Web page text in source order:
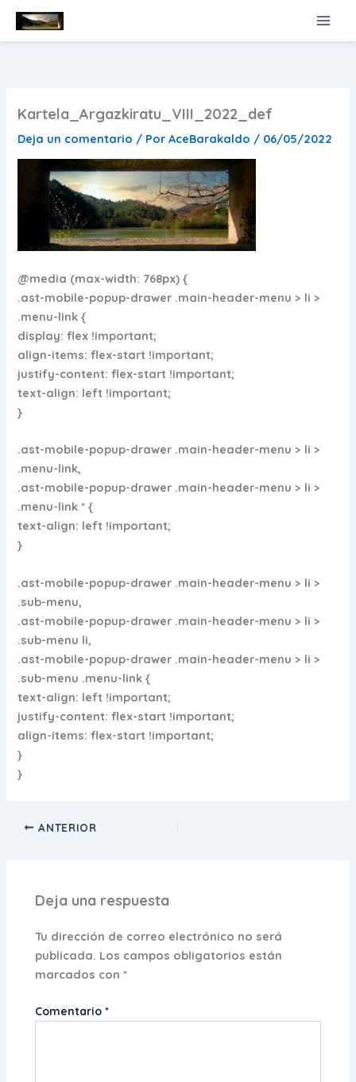
contenido
Kartela_Argazkiratu_VIII_2022_def
Deja un comentario / PorAceBarakaldo / 06/05/2022
@media (max-width: 768px) {
.ast-mobile-popup-drawer .main-header-menu > li >
.menu-link {
display: flex !important;
align-items: flex-start !important;
justify-content: flex-start !important;
text-align: left !important;
}
.ast-mobile-popup-drawer .main-header-menu > li >
.menu-link,
.ast-mobile-popup-drawer .main-header-menu > li >
.menu-link * {
text-align: left !important;
}
.ast-mobile-popup-drawer .main-header-menu > li >
.sub-menu,
.ast-mobile-popup-drawer .main-header-menu > li >
.sub-menu li,
.ast-mobile-popup-drawer .main-header-menu > li >
.sub-menu .menu-link {
text-align: left !important;
justify-content: flex-start !important;
align-items: flex-start !important;
}
}
ANTERIOR
Deja una respuesta
Tu dirección de correo electrónico no será
publicada. Los campos obligatorios están
marcados con*
Comentario*